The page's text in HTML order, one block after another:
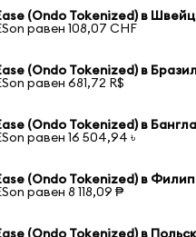
(Ondo Tokenized) в
равен 108,07 CHF
(Ondo Tokenized) в
равен 681,72 R$
(Ondo Tokenized) в
равен 16 504,94 ৳
(Ondo Tokenized) в
равен 8 118,09 ₱
(Ondo Tokenized) в